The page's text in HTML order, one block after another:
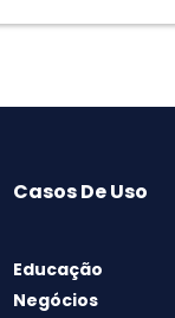
Casos De Uso
Educação
Negócios